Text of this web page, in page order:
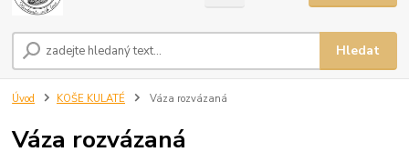
Hledat
Úvod KOŠE KULATÉ Váza rozvázaná
Váza rozvázaná